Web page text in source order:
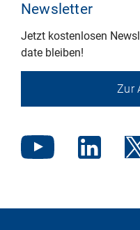
Newsletter
Jetzt kostenlosen
date bleiben!
Zur